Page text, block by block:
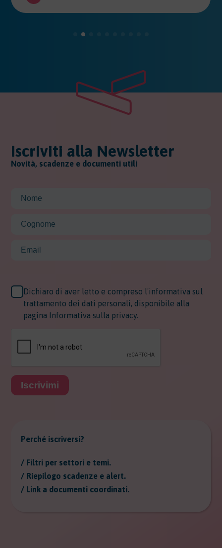
Iscriviti alla Newsletter
Novità, scadenze e documenti utili
Dichiaro di aver letto e compreso l'informativa sul
trattamento dei dati personali, disponibile alla
pagina Informativa sulla privacy.
Iscrivimi
Perché iscriversi?
/ Filtri per settori e temi.
/ Riepilogo scadenze e alert.
/ Link a documenti coordinati.